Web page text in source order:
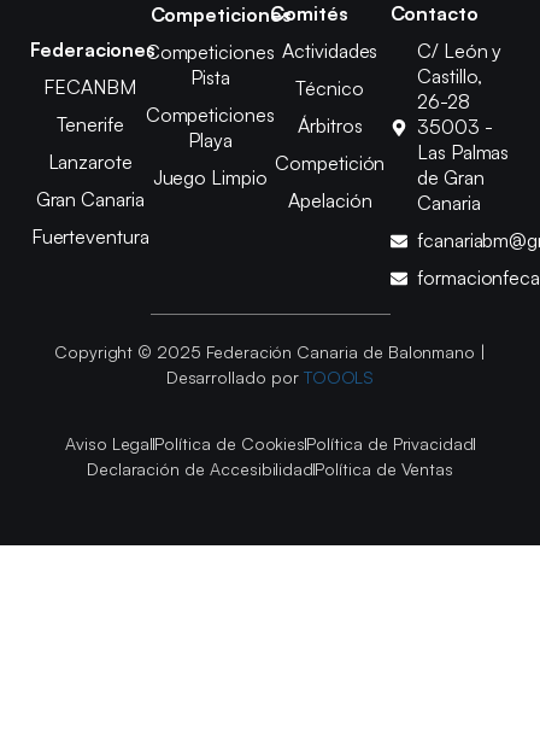
Federaciones
FECANBM
Tenerife
Lanzarote
Gran Canaria
Fuerteventura
Competiciones
Competiciones
Pista
Competiciones
Playa
Juego Limpio
Comités
Actividades
Técnico
Árbitros
Competición
Apelación
Contacto
C/ León y
Castillo,
26-28
35003 -
Las Palmas
de Gran
Canaria
Copyright © 2025 Federación Canaria de Balonmano |
Desarrollado por TOOOLS
Aviso LegalPolítica de CookiesPolítica de Privacidad
Declaración de AccesibilidadPolítica de Ventas